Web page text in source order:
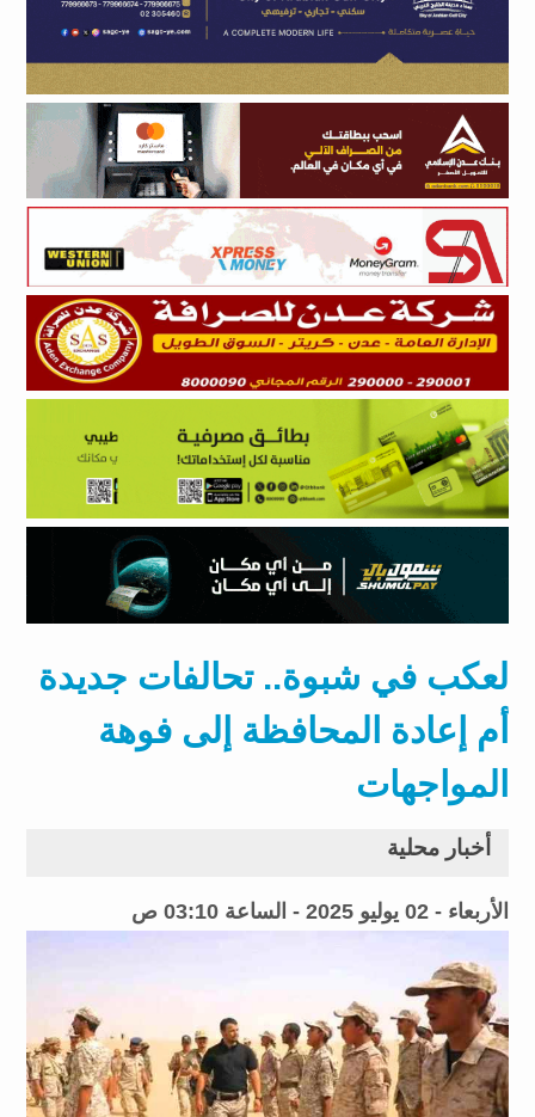
لعكب في شبوة.. تحالفات جديدة
أم إعادة المحافظة إلى فوهة
المواجهات
أخبار محلية
الأربعاء - 02 يوليو 2025 - الساعة 03:10 ص